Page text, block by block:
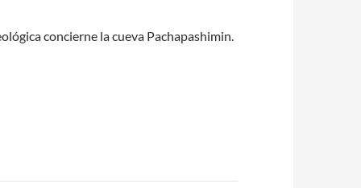
concierne la cueva Pachapashimin.